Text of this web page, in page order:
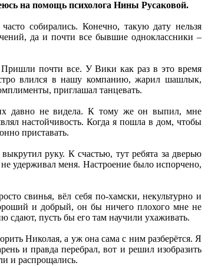
на помощь психолога Нины Русаковой.
собирались. Конечно, такую дату нельзя
да и почти все бывшие одноклассники –
почти все. У Вики как раз в это время
влился в нашу компанию, жарил шашлык,
приглашал танцевать.
давно не видела. К тому же он выпил, мне
настойчивость. Когда я пошла в дом, чтобы
приставать.
руку. К счастью, тут ребята за дверью
удерживал меня. Настроение было испорчено,
свинья, вёл себя по-хамски, некультурно и
и добрый, он бы ничего плохого мне не
сдают, пусть бы его там научили ухаживать.
Николая, а уж она сама с ним разберётся. Я
и правда перебрал, вот и решил изобразить
и распрощались.